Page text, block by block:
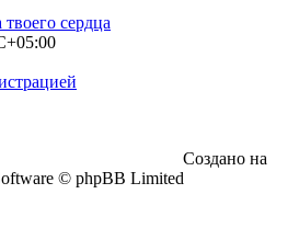
сердца
Создано на
© phpBB Limited